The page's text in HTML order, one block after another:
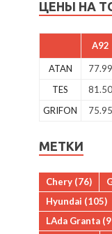
ЦЕНЫ НА
A92
ATAN 77.99
TES
81.50
GRIFON
75.95
МЕТКИ
Chery (76)
Hyundai (105)
LAda Granta